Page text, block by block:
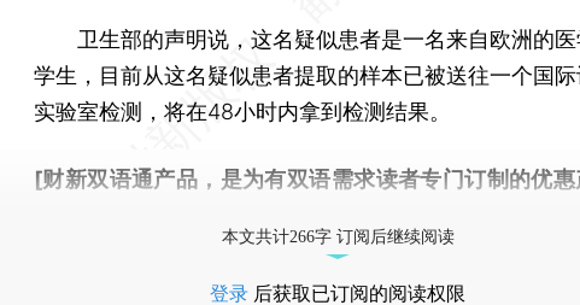
卫生部的声明说，这名疑似患者是一名来自欧洲的医
学生，目前从这名疑似患者提取的样本已被送往一个国
实验室检测，将在48小时内拿到检测结果。
[财新双语通产品，是为有双语需求读者专门订制的优惠
本文共计266字 订阅后继续阅读
登录 后获取已订阅的阅读权限